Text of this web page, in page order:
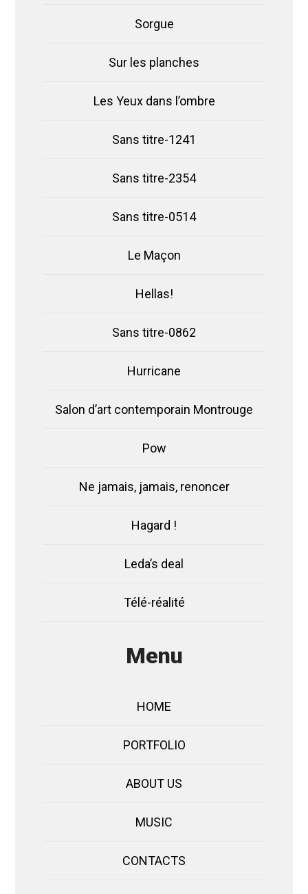
Sorgue
Sur les planches
Les Yeux dans l’ombre
Sans titre-1241
Sans titre-2354
Sans titre-0514
Le Maçon
Hellas!
Sans titre-0862
Hurricane
Salon d’art contemporain Montrouge
Pow
Ne jamais, jamais, renoncer
Hagard !
Leda’s deal
Télé-réalité
Menu
HOME
PORTFOLIO
ABOUT US
MUSIC
CONTACTS